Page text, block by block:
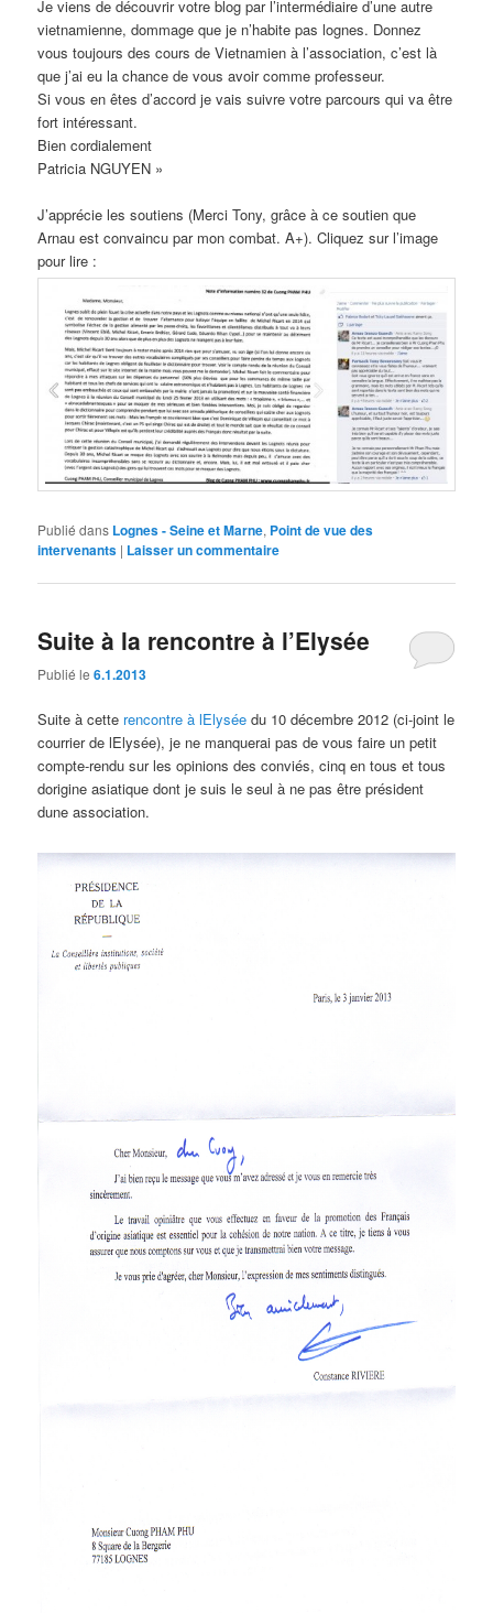
Je viens de découvrir votre blog par l’intermédiaire d’une autre
vietnamienne, dommage que je n’habite pas lognes. Donnez
vous toujours des cours de Vietnamien à l’association, c’est là
que j’ai eu la chance de vous avoir comme professeur.
Si vous en êtes d’accord je vais suivre votre parcours qui va être
fort intéressant.
Bien cordialement
Patricia NGUYEN »
J’apprécie les soutiens (Merci Tony, grâce à ce soutien que
Arnau est convaincu par mon combat. A+). Cliquez sur l’image
pour lire :
Publié dans Lognes - Seine et Marne, Point de vue des
intervenants | Laisser un commentaire
Suite à la rencontre à l’Elysée
Publié le6.1.2013
Suite à cette rencontre à lElysée du 10 décembre 2012 (ci-joint le
courrier de lElysée), je ne manquerai pas de vous faire un petit
compte-rendu sur les opinions des conviés, cinq en tous et tous
dorigine asiatique dont je suis le seul à ne pas être président
dune association.